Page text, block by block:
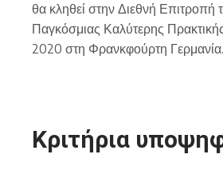
θα κληθεί στην Διεθνή
Παγκόσμιας Καλύτερης
2020 στη Φρανκφούρτη Γερμανία.
Κριτήρια